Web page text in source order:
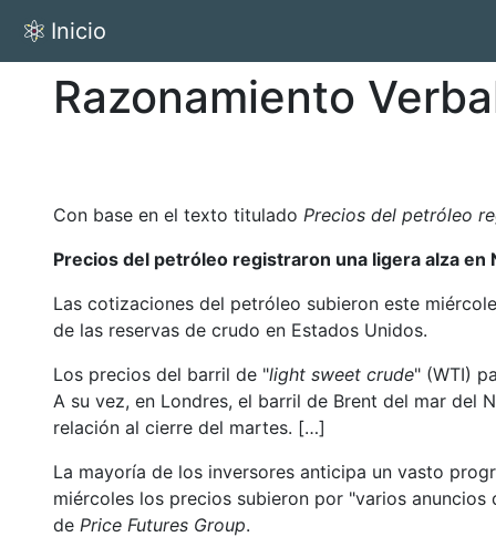
Inicio
Razonamiento
Con base en el texto titulado Precios del petróleo
Precios del petróleo registraron una ligera alza en
Las cotizaciones del petróleo subieron este
de las reservas de crudo en Estados Unidos.
Los precios del barril de "light sweet crude" (WTI)
A su vez, en Londres, el barril de Brent del mar del
relación al cierre del martes. […]
La mayoría de los inversores anticipa un vasto
miércoles los precios subieron por "varios
de Price Futures Group.